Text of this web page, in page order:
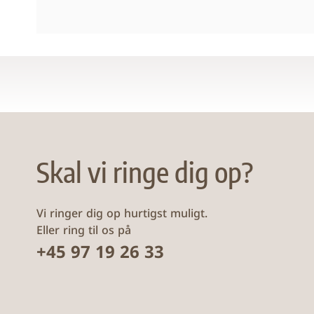
Skal vi ringe dig op?
Vi ringer dig op hurtigst muligt.
Eller ring til os på
+45 97 19 26 33